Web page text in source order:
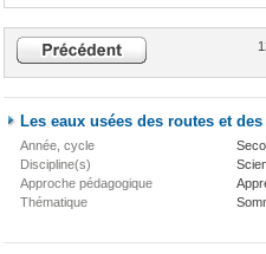
Les eaux usées des routes et
Année, cycle
Discipline(s)
Approche pédagogique
Thématique